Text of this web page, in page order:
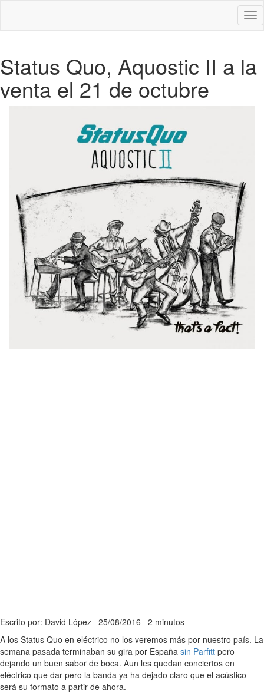
Status Quo, Aquostic II a la
venta el 21 de octubre
Escrito por: David López 25/08/2016 2 minutos
A los Status Quo en eléctrico no los veremos más por nuestro país. La
semana pasada terminaban su gira por España sin Parfitt pero
dejando un buen sabor de boca. Aun les quedan conciertos en
eléctrico que dar pero la banda ya ha dejado claro que el acústico
será su formato a partir de ahora.